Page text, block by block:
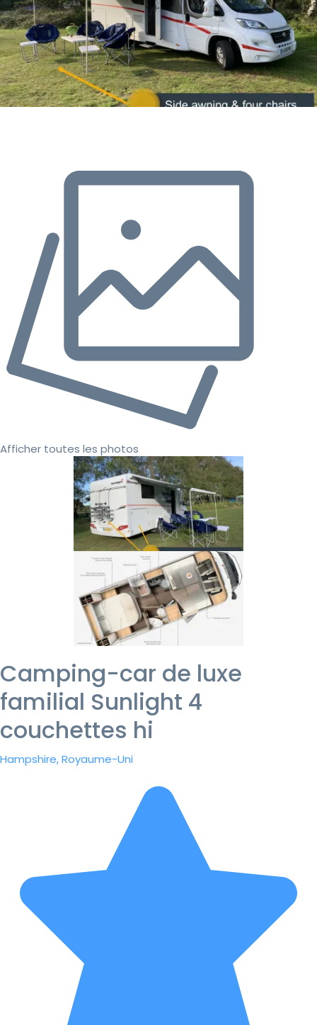
Afficher toutes les photos
Camping-car de luxe
familial Sunlight 4
couchettes hi
Hampshire, Royaume-Uni